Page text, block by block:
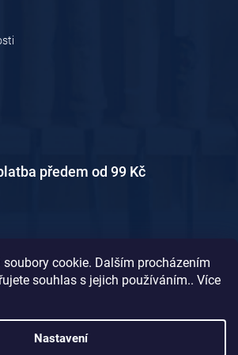
cookie. Dalším procházením
souhlas s jejich používáním.. Více
Nastavení
předem od 99 Kč
dobírkou od 119 Kč